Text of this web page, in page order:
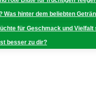
Was hinter dem beliebten
für Geschmack und Vielfalt
besser zu dir?